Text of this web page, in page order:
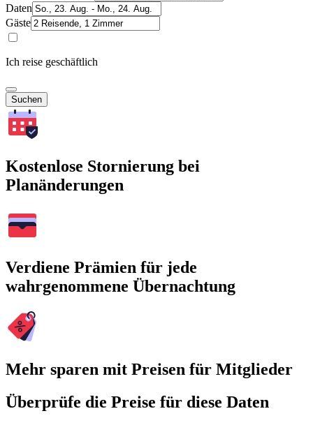
Daten
Gäste
Ich reise geschäftlich
Suchen
Kostenlose Stornierung bei
Planänderungen
Verdiene Prämien für jede
wahrgenommene Übernachtung
Mehr sparen mit Preisen für Mitglieder
Überprüfe die Preise für diese Daten